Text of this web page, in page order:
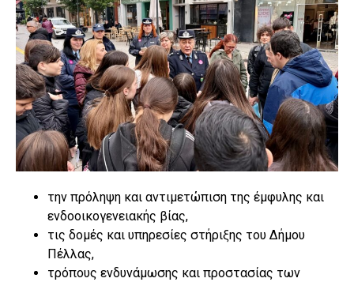
την πρόληψη και αντιμετώπιση της έμφυλης και
ενδοοικογενειακής βίας,
τις δομές και υπηρεσίες στήριξης του Δήμου
Πέλλας,
τρόπους ενδυνάμωσης και προστασίας των